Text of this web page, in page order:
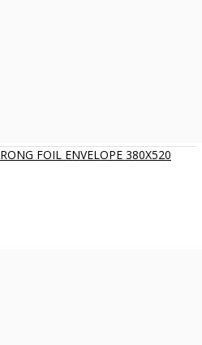
FOIL ENVELOPE 380X520